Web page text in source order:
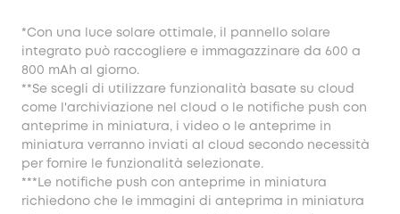
*Con una luce solare ottimale, il pannello solare
integrato può raccogliere e immagazzinare da 600 a
800 mAh al giorno.
**Se scegli di utilizzare funzionalità basate su cloud
come l'archiviazione nel cloud o le notifiche push con
anteprime in miniatura, i video o le anteprime in
miniatura verranno inviati al cloud secondo necessità
per fornire le funzionalità selezionate.
***Le notifiche push con anteprime in miniatura
richiedono che le immagini di anteprima in miniatura